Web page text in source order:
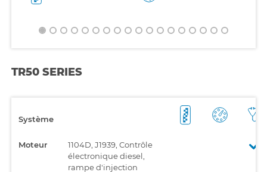
TR50 SERIES
Système
Moteur
1104D, J1939, Contrôle
électronique diesel,
rampe d'injection